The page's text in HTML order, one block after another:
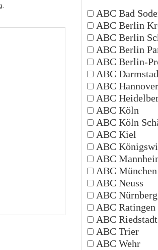
ABC Bad
ABC Berlin
ABC Berlin
ABC Berlin
ABC Berlin-
ABC
ABC Hannover
ABC
ABC Köln
ABC Köln
ABC Kiel
ABC
ABC
ABC München
ABC Neuss
ABC Nürnberg
ABC Ratingen
ABC Riedstadt
ABC Trier
ABC Wehr